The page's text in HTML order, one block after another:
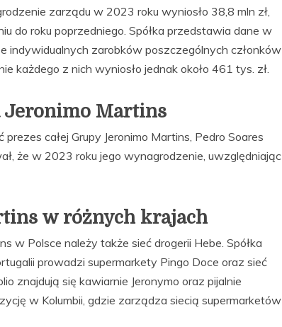
zarządu w 2023 roku wyniosło 38,8 mln zł,
do roku poprzedniego. Spółka przedstawia dane w
indywidualnych zarobków poszczególnych członków
każdego z nich wyniosło jednak około 461 tys. zł.
Jeronimo Martins
całej Grupy Jeronimo Martins, Pedro Soares
że w 2023 roku jego wynagrodzenie, uwzględniając
w różnych krajach
w Polsce należy także sieć drogerii Hebe. Spółka
prowadzi supermarkety Pingo Doce oraz sieć
znajdują się kawiarnie Jeronymo oraz pijalnie
w Kolumbii, gdzie zarządza siecią supermarketów